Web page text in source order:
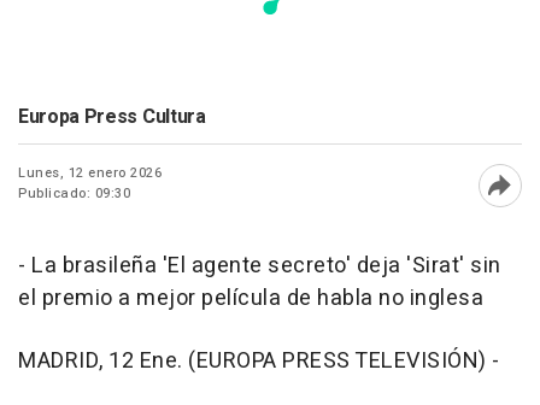
Europa Press Cultura
Lunes, 12 enero 2026
Publicado: 09:30
- La brasileña 'El agente secreto' deja 'Sirat' sin
el premio a mejor película de habla no inglesa
MADRID, 12 Ene. (EUROPA PRESS TELEVISIÓN) -